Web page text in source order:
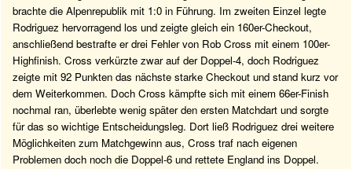
brachte die Alpenrepublik mit 1:0 in Führung. Im zweiten Einzel legte
Rodriguez hervorragend los und zeigte gleich ein 160er-Checkout,
anschließend bestrafte er drei Fehler von Rob Cross mit einem 100er-
Highfinish. Cross verkürzte zwar auf der Doppel-4, doch Rodriguez
zeigte mit 92 Punkten das nächste starke Checkout und stand kurz vor
dem Weiterkommen. Doch Cross kämpfte sich mit einem 66er-Finish
nochmal ran, überlebte wenig später den ersten Matchdart und sorgte
für das so wichtige Entscheidungsleg. Dort ließ Rodriguez drei weitere
Möglichkeiten zum Matchgewinn aus, Cross traf nach eigenen
Problemen doch noch die Doppel-6 und rettete England ins Doppel.